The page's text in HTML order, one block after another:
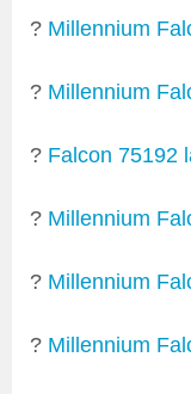
? Millennium
? Millennium
? Falcon 75192
? Millennium
? Millennium
? Millennium